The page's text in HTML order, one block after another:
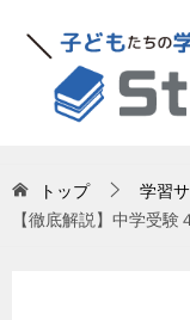
トップ
学習
【徹底解説】中学受